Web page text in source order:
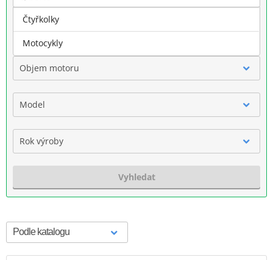
Značka
Objem motoru
Model
Rok výroby
Vyhledat
Čtyřkolky
Motocykly